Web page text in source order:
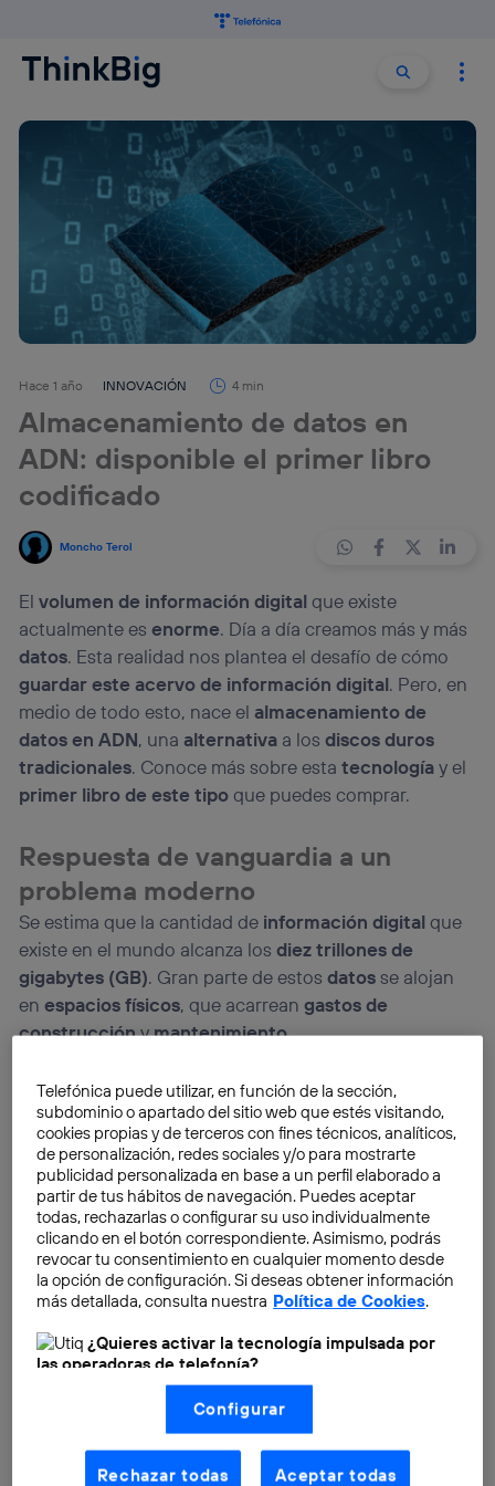
Buscar
Hace 1 año INNOVACIÓN 4 min
Almacenamiento de datos en
ADN: disponible el primer libro
codificado
Moncho Terol
Elvolumen de información digitalque existe
actualmente esenorme. Día a día creamos más y más
datos. Esta realidad nos plantea el desafío de cómo
guardar este acervo de información digital. Pero, en
medio de todo esto, nace el almacenamiento de
datos en ADN, una alternativa a losdiscos duros
tradicionales. Conoce más sobre estatecnologíay el
primer libro de este tipoque puedes comprar.
Respuesta de vanguardia a un
problema moderno
Se estima que la cantidad de información digitalque
existe en el mundo alcanza losdiez trillones de
gigabytes (GB). Gran parte de estosdatosse alojan
enespacios físicos, que acarreangastos de
construcciónymantenimiento.
Telefónica puede utilizar, en función de la sección,
subdominio o apartado del sitio web que estés visitando,
cookies propias y de terceros con fines técnicos, analíticos,
de personalización, redes sociales y/o para mostrarte
publicidad personalizada en base a un perfil elaborado a
partir de tus hábitos de navegación. Puedes aceptar
todas, rechazarlas o configurar su uso individualmente
clicando en el botón correspondiente. Asimismo, podrás
revocar tu consentimiento en cualquier momento desde
la opción de configuración. Si deseas obtener información
más detallada, consulta nuestra Política de Cookies.
¿Quieres activar la tecnología impulsada por
las operadoras de telefonía?
Nosotros, Telefónica S.A., utilizamos la tecnología Utiq para
realizar nuestras acciones de marketing digital o análisis
(como se describe en este aviso de consentimiento)
basadas en tu navegación en nuestra(s) web(s)
aquí (solo cuando utilizas una conexión a
Configurar
Rechazar todas Aceptar todas